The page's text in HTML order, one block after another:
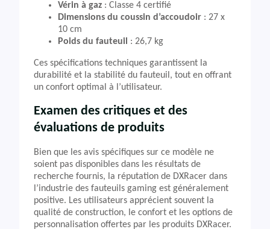
Vérin à gaz : Classe 4 certifié
Dimensions du coussin d’accoudoir : 27 x
10 cm
Poids du fauteuil : 26,7 kg
Ces spécifications techniques garantissent la
durabilité et la stabilité du fauteuil, tout en offrant
un confort optimal à l’utilisateur.
Examen des critiques et des
évaluations de produits
Bien que les avis spécifiques sur ce modèle ne
soient pas disponibles dans les résultats de
recherche fournis, la réputation de DXRacer dans
l’industrie des fauteuils gaming est généralement
positive. Les utilisateurs apprécient souvent la
qualité de construction, le confort et les options de
personnalisation offertes par les produits DXRacer.